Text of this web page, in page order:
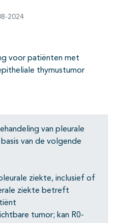
2024
voor patiënten met
thymustumor
van pleurale
van de volgende
ziekte, inclusief of
ziekte betreft
tumor; kan R0-